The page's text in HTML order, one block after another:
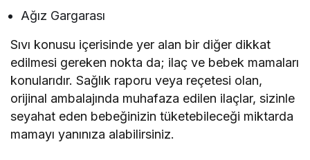
Ağız Gargarası
Sıvı konusu içerisinde yer alan bir diğer dikkat
edilmesi gereken nokta da; ilaç ve bebek mamaları
konularıdır. Sağlık raporu veya reçetesi olan,
orijinal ambalajında muhafaza edilen ilaçlar, sizinle
seyahat eden bebeğinizin tüketebileceği miktarda
mamayı yanınıza alabilirsiniz.